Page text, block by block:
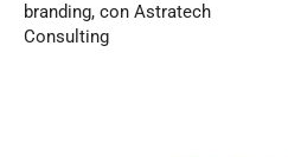
branding, con Astratech
Consulting